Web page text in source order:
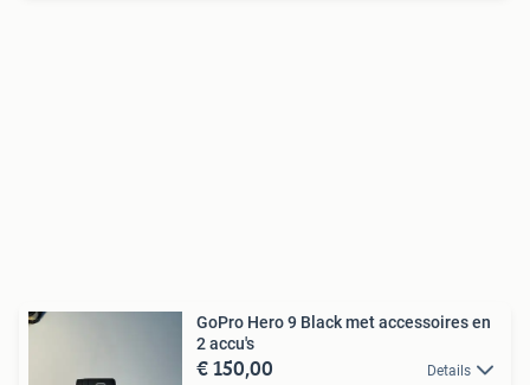
GoPro Hero 9 Black met accessoires en
2 accu's
€ 150,00 Details